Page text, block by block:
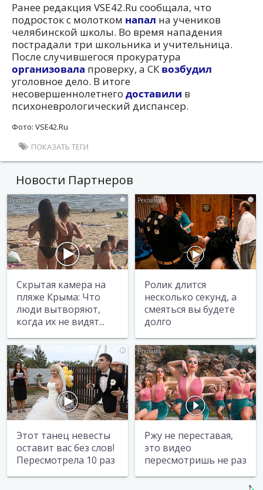
Ранее редакция VSE42.Ru сообщала, что
подросток с молотком напал на учеников
челябинской школы. Во время нападения
пострадали три школьника и учительница.
После случившегося прокуратура
организовала проверку, а СК возбудил
уголовное дело. В итоге
несовершеннолетнего доставили в
психоневрологический диспансер.
Фото: VSE42.Ru
ПОКАЗАТЬ ТЕГИ
Новости Партнеров
i
Скрытая камера на
пляже Крыма: Что
люди вытворяют,
когда их не видят...
i
Ролик длится
несколько секунд, а
смеяться вы будете
долго
i
Этот танец невесты
оставит вас без слов!
Пересмотрела 10 раз
i
Ржу не переставая,
это видео
пересмотришь не раз